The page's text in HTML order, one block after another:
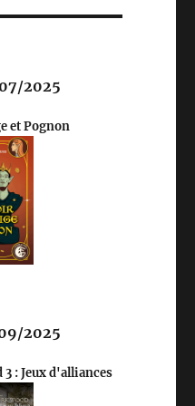
2025
et Pognon
2025
3 : Jeux d'alliances